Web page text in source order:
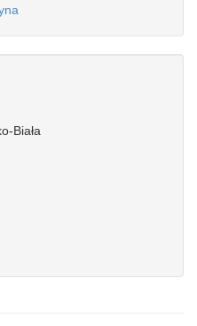
Biała